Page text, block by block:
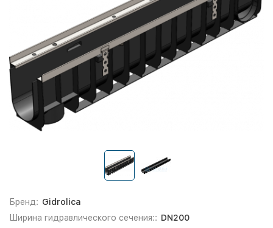
Бренд: Gidrolica
Ширина гидравлического сечения:: DN200